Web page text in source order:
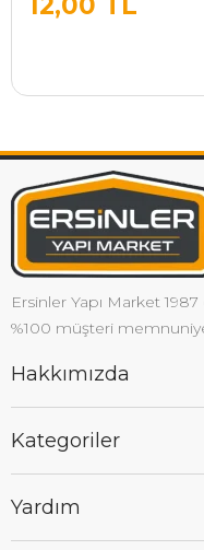
Ersinler Yapı Market
%100 müşteri
Hakkımızda
Kategoriler
Yardım